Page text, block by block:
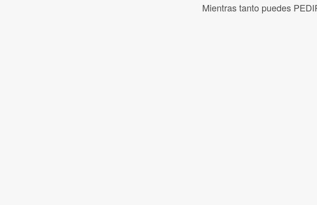
Mientras tanto puedes